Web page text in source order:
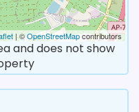
| ©OpenStreetMapcontributors
and does not show